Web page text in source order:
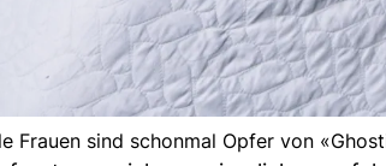
Frauen sind schonmal Opfer von